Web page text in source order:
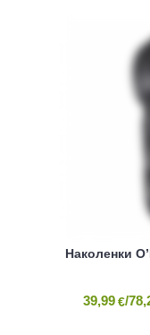
Наколенки
39,99 €/